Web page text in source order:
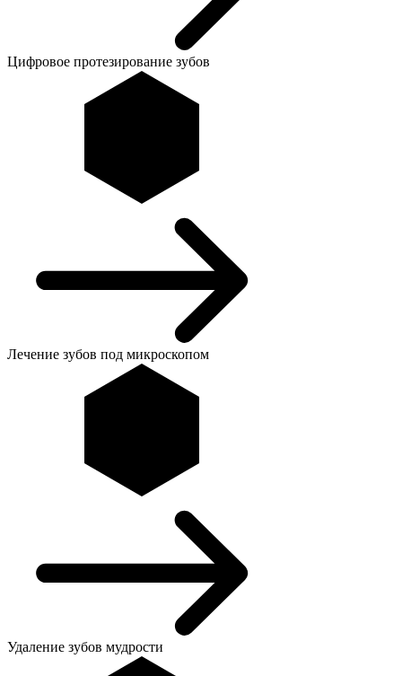
Цифровое протезирование зубов
Лечение зубов под микроскопом
Удаление зубов мудрости